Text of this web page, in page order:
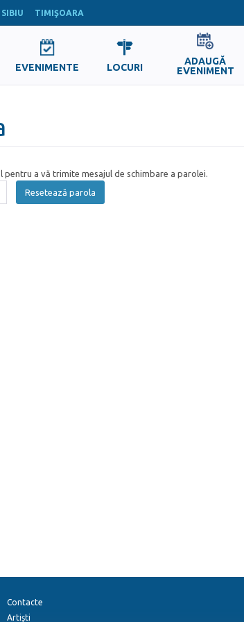
SIBIU TIMIŞOARA
EVENIMENTE LOCURI
ADAUGĂ
EVENIMENT
a vă trimite mesajul de schimbare a parolei.
Resetează parola
Contacte
Artiști